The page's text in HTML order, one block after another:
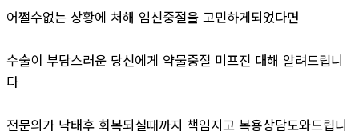
어쩔수없는 상황에 처해 임신중절을 고민하게되었다면
수술이 부담스러운 당신에게 약물중절 미프진 대해 알려드립니
다
전문의가 낙태후 회복되실때까지 책임지고 복용상담도와드립니